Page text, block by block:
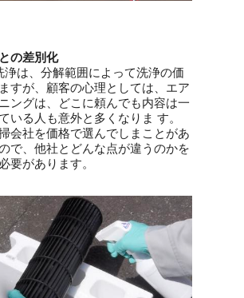
の差別化
浄は、分解範囲によって洗浄の価
すが、顧客の心理としては、エア
ングは、どこに頼んでも内容は一
いる人も意外と多くなりま す。
会社を価格で選んでしまことがあ
で、他社とどんな点が違うのかを
要があります。